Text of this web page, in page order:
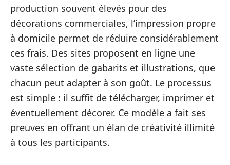
production souvent élevés pour des
décorations commerciales, l’impression propre
à domicile permet de réduire considérablement
ces frais. Des sites proposent en ligne une
vaste sélection de gabarits et illustrations, que
chacun peut adapter à son goût. Le processus
est simple : il suffit de télécharger, imprimer et
éventuellement décorer. Ce modèle a fait ses
preuves en offrant un élan de créativité illimité
à tous les participants.